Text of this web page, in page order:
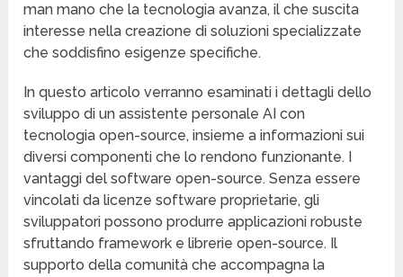
man mano che la tecnologia avanza, il che suscita
interesse nella creazione di soluzioni specializzate
che soddisfino esigenze specifiche.
In questo articolo verranno esaminati i dettagli dello
sviluppo di un assistente personale AI con
tecnologia open-source, insieme a informazioni sui
diversi componenti che lo rendono funzionante. I
vantaggi del software open-source. Senza essere
vincolati da licenze software proprietarie, gli
sviluppatori possono produrre applicazioni robuste
sfruttando framework e librerie open-source. Il
supporto della comunità che accompagna la